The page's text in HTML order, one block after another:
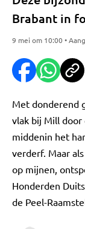
Brabant in
9 mei om 10:00 •
Met donderend
vlak bij Mill door
middenin het
verderf. Maar
op mijnen,
Honderden
de Peel-